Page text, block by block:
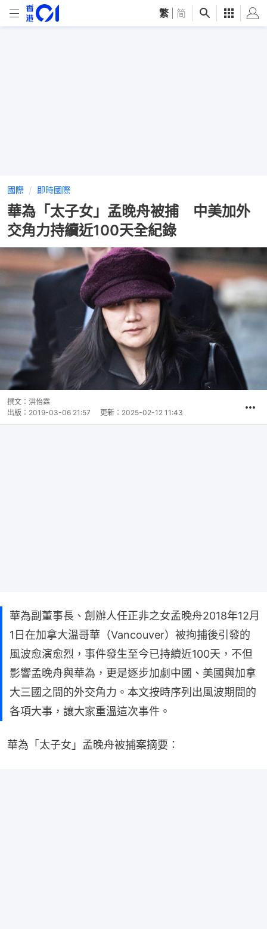
繁 简
國際 即時國際
華為「太子女」孟晚舟被捕 中美加外
交角力持續近100天全紀錄
撰文： 洪怡霖
出版： 2019-03-06 21:57 更新： 2025-02-12 11:43
華為副董事長、創辦人任正非之女孟晚舟2018年12月
1日在加拿大溫哥華（Vancouver）被拘捕後引發的
風波愈演愈烈，事件發生至今已持續近100天，不但
影響孟晚舟與華為，更是逐步加劇中國、美國與加拿
大三國之間的外交角力。本文按時序列出風波期間的
各項大事，讓大家重溫這次事件。
華為「太子女」孟晚舟被捕案摘要：